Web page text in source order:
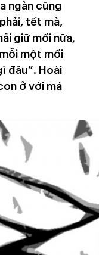
ngàn cũng
tết mà,
giữ mối nữa,
mỗi một mối
đâu”. Hoài
ở với má